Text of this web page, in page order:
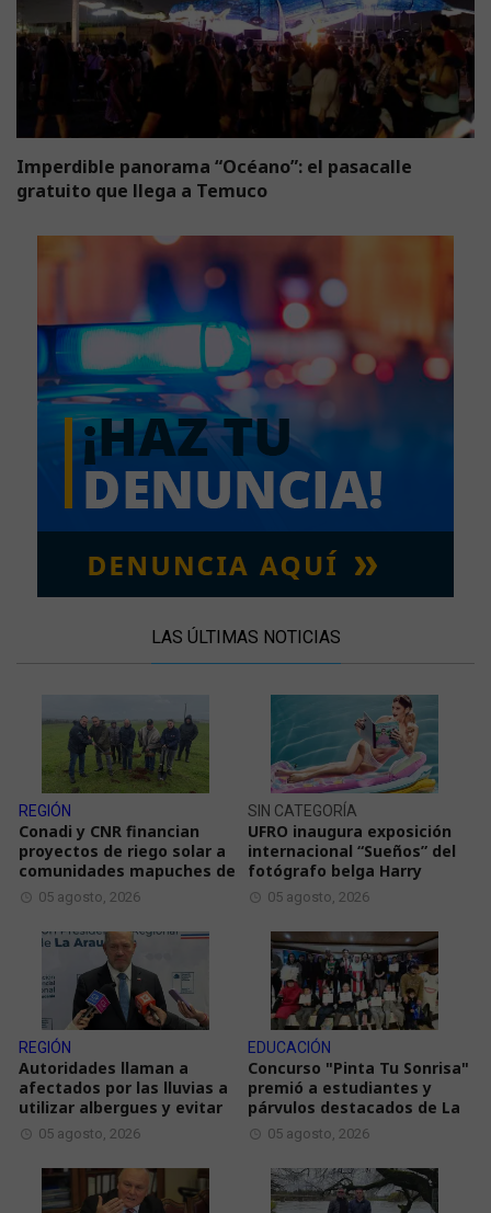
Imperdible panorama “Océano”: el pasacalle
gratuito que llega a Temuco
LAS ÚLTIMAS NOTICIAS
REGIÓN
Conadi y CNR financian
proyectos de riego solar a
comunidades mapuches de
05 agosto, 2026
SIN CATEGORÍA
UFRO inaugura exposición
internacional “Sueños” del
fotógrafo belga Harry
05 agosto, 2026
REGIÓN
Autoridades llaman a
afectados por las lluvias a
utilizar albergues y evitar
05 agosto, 2026
EDUCACIÓN
Concurso "Pinta Tu Sonrisa"
premió a estudiantes y
párvulos destacados de La
05 agosto, 2026